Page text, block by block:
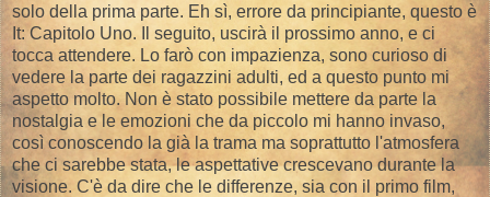
solo della prima parte. Eh sì, errore da principiante, questo è
It: Capitolo Uno. Il seguito, uscirà il prossimo anno, e ci
tocca attendere. Lo farò con impazienza, sono curioso di
vedere la parte dei ragazzini adulti, ed a questo punto mi
aspetto molto. Non è stato possibile mettere da parte la
nostalgia e le emozioni che da piccolo mi hanno invaso,
così conoscendo la già la trama ma soprattutto l'atmosfera
che ci sarebbe stata, le aspettative crescevano durante la
visione. C'è da dire che le differenze, sia con il primo film,